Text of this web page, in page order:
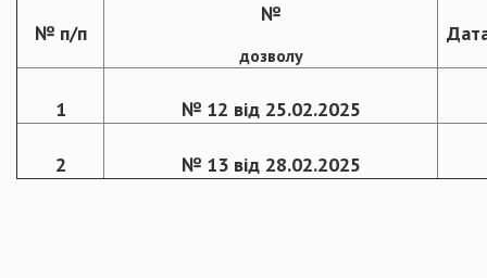
№ п/п
№
дозволу
1 № 12 від 25.02.2025
2 № 13 від 28.02.2025